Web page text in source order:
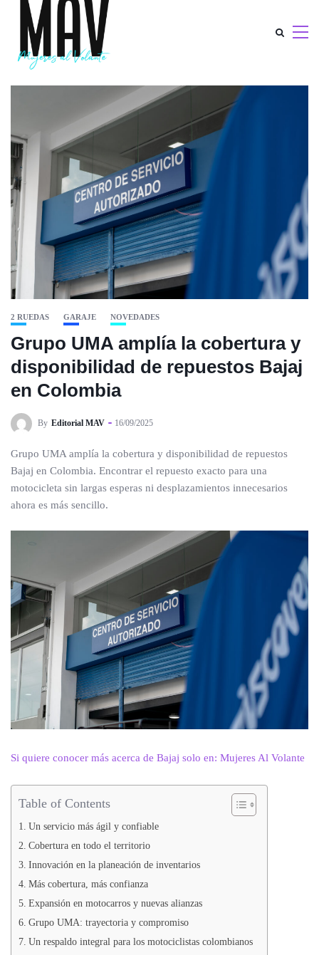
2 RUEDAS GARAJE NOVEDADES
Grupo UMA amplía la cobertura y
disponibilidad de repuestos Bajaj
en Colombia
By Editorial MAV 16/09/2025
Grupo UMA amplía la cobertura y disponibilidad de repuestos
Bajaj en Colombia. Encontrar el repuesto exacto para una
motocicleta sin largas esperas ni desplazamientos innecesarios
ahora es más sencillo.
Si quiere conocer más acerca de Bajaj solo en: Mujeres Al Volante
Table of Contents
Un servicio más ágil y confiable
Cobertura en todo el territorio
Innovación en la planeación de inventarios
Más cobertura, más confianza
Expansión en motocarros y nuevas alianzas
Grupo UMA: trayectoria y compromiso
Un respaldo integral para los motociclistas colombianos